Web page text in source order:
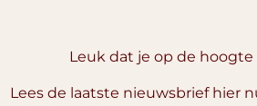
Leuk dat je op de
Lees de laatste nieuwsbrief hier